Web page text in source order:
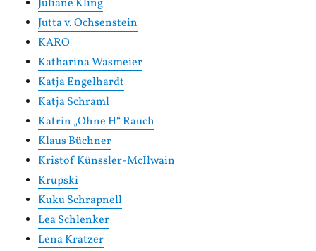
Juliane Kling
Jutta v. Ochsenstein
KARO
Katharina Wasmeier
Katja Engelhardt
Katja Schraml
Katrin „Ohne H“ Rauch
Klaus Büchner
Kristof Künssler-McIlwain
Krupski
Kuku Schrapnell
Lea Schlenker
Lena Kratzer